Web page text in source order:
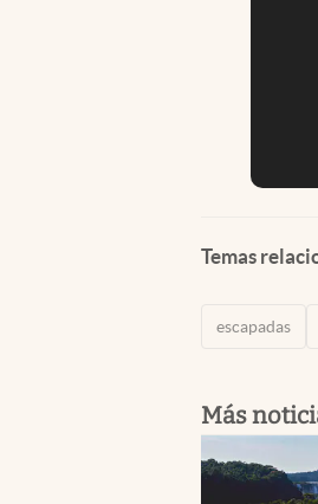
Temas
escapadas
Más